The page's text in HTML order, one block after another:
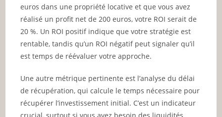
euros dans une propriété locative et que vous avez
réalisé un profit net de 200 euros, votre ROI serait de
20 %. Un ROI positif indique que votre stratégie est
rentable, tandis qu’un ROI négatif peut signaler qu’il
est temps de réévaluer votre approche.
Une autre métrique pertinente est l’analyse du délai
de récupération, qui calcule le temps nécessaire pour
récupérer l’investissement initial. C’est un indicateur